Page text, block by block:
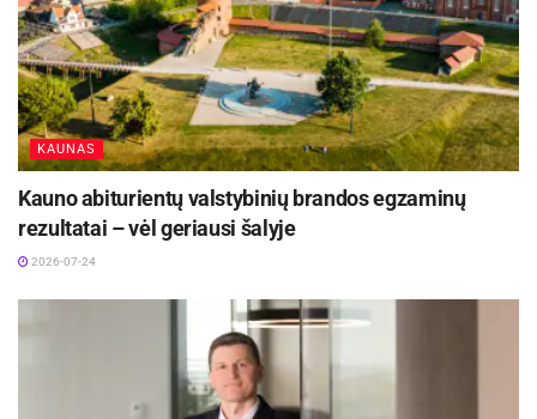
Sekantis mėginys bus imamas rugpjūčio 24 d.
Biržų rajono savivaldybės informacija
KAUNAS
Kauno abiturientų valstybinių brandos egzaminų
rezultatai – vėl geriausi šalyje
2026-07-24